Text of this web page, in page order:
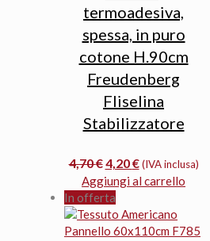
termoadesiva,
spessa, in puro
cotone H.90cm
Freudenberg
Fliselina
Stabilizzatore
4,70€Il
prezzo
originale
era:
4,70 €.
4,20€Il
prezzo
è:
4,20 €.
(IVA inclusa)
Aggiungi al carrello
In offerta